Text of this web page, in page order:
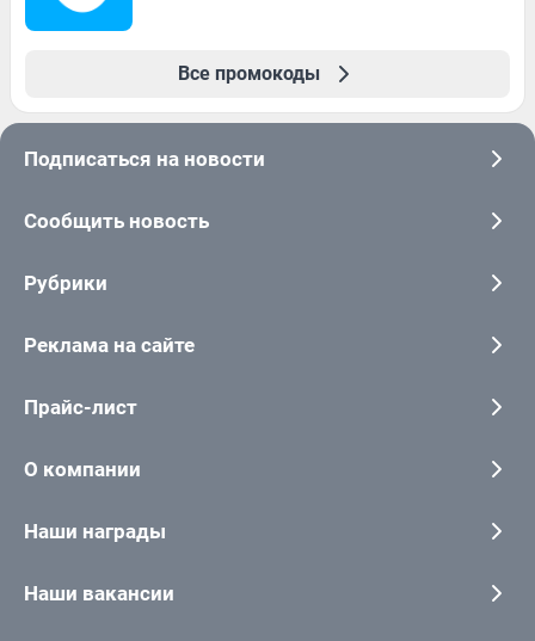
Все промокоды
Подписаться на новости
Сообщить новость
Рубрики
Реклама на сайте
Прайс-лист
О компании
Наши награды
Наши вакансии